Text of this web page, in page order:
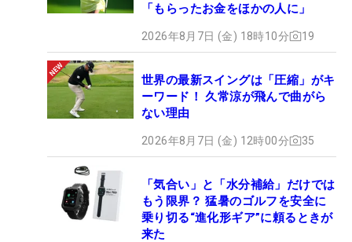
「もらったお金をほかの人に」
2026年8月7日 (金) 18時10分 19
世界の最新スイングは「圧縮」がキ
ーワード！ 久常涼が飛んで曲がら
ない理由
2026年8月7日 (金) 12時00分 35
「気合い」と「水分補給」だけでは
もう限界？ 猛暑のゴルフを安全に
乗り切る“進化形ギア”に頼るときが
来た